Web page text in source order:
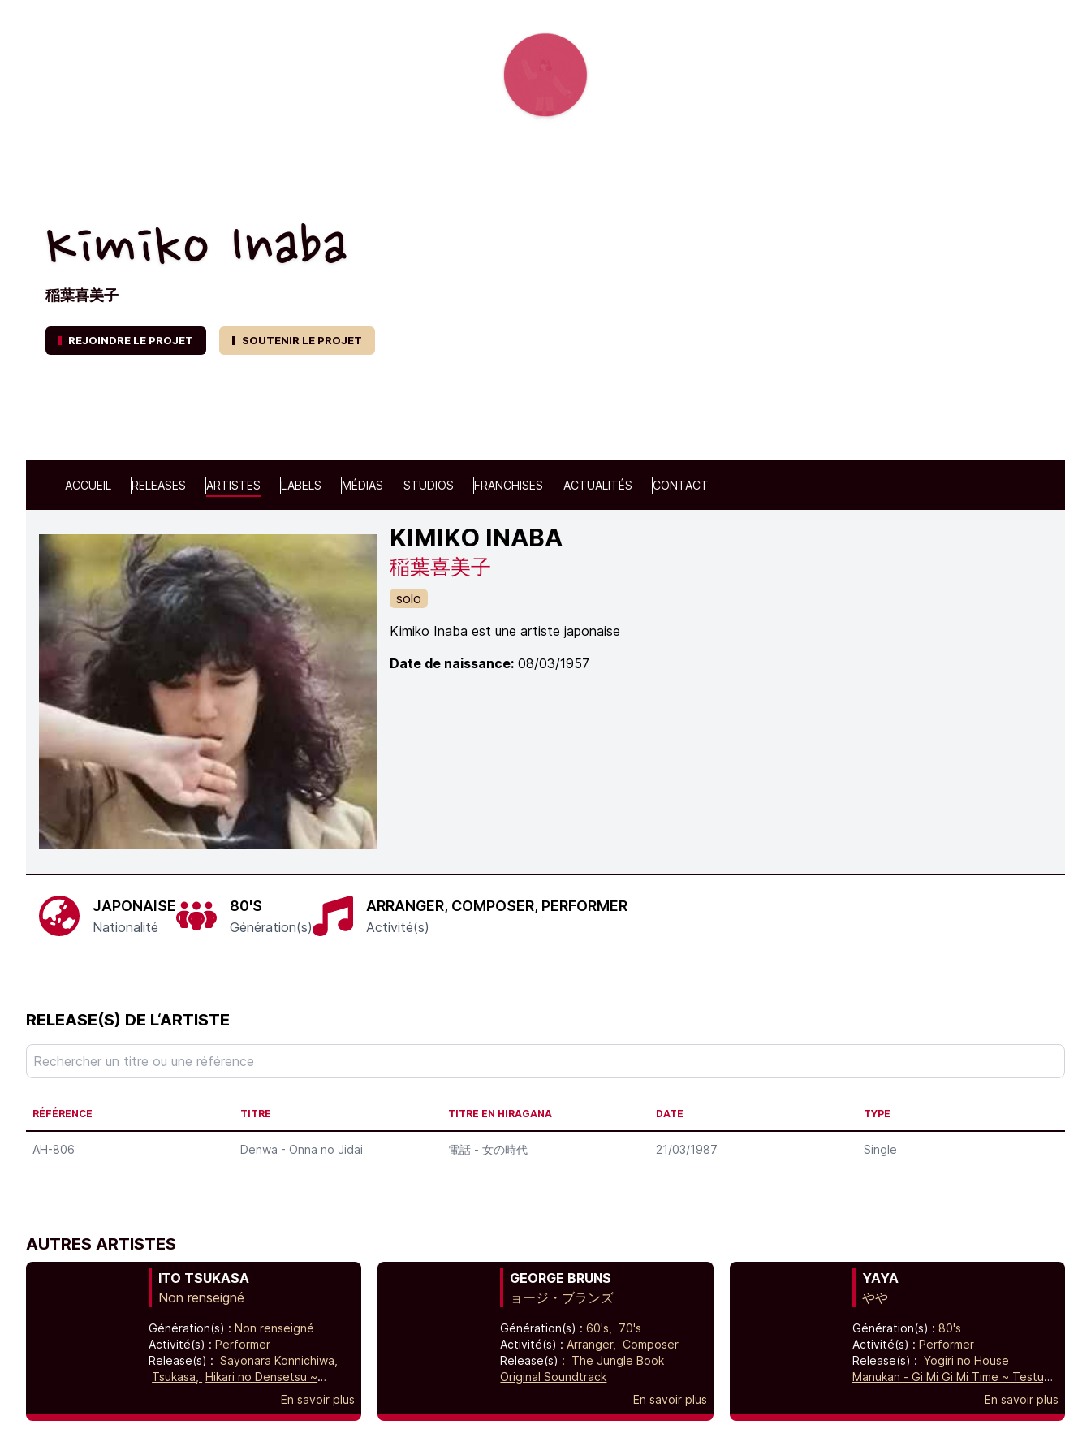
Kimiko Inaba
稲葉喜美子
REJOINDRE LE PROJET SOUTENIR LE PROJET
ACCUEIL RELEASES ARTISTES LABELS MÉDIAS STUDIOS FRANCHISES ACTUALITÉS CONTACT
KIMIKO INABA
稲葉喜美子
solo
Kimiko Inaba est une artiste japonaise
Date de naissance: 08/03/1957
JAPONAISE
Nationalité
80'S
Génération(s)
ARRANGER, COMPOSER, PERFORMER
Activité(s)
RELEASE(S) DE L‘ARTISTE
RÉFÉRENCE TITRE TITRE EN HIRAGANA DATE TYPE
AH-806 Denwa - Onna no Jidai 電話 - 女の時代 21/03/1987 Single
AUTRES ARTISTES
ITO TSUKASA
Non renseigné
Génération(s) : Non renseigné
Activité(s) : Performer
Release(s) : Sayonara Konnichiwa,
Tsukasa,
Hikari no Densetsu ~
En savoir plus
GEORGE BRUNS
ョージ・ブランズ
Génération(s) : 60's,
70's
Activité(s) : Arranger,
Composer
Release(s) : The Jungle Book
Original Soundtrack
En savoir plus
YAYA
やや
Génération(s) : 80's
Activité(s) : Performer
Release(s) : Yogiri no House
Manukan - Gi Mi Gi Mi Time ~ Testuya
Ake Tabo Hito ni Sa Sagu,
O Toko
Yuki Onna Yuki - Shibaura Elegy
En savoir plus